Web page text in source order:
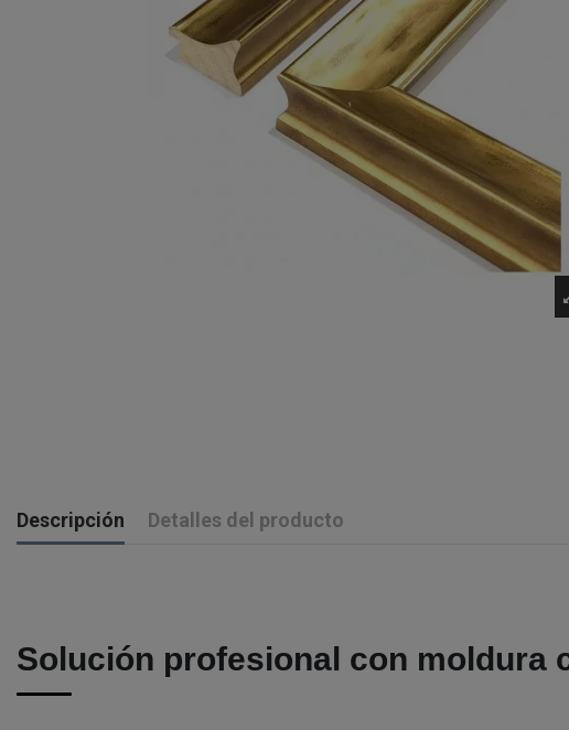
Descripción Detalles del producto
Solución profesional con moldura